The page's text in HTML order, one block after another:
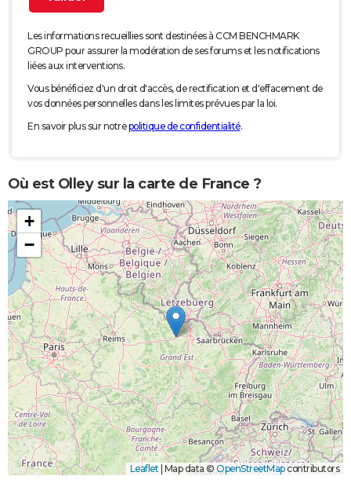
Les informations recueillies sont destinées à CCM BENCHMARK
GROUP pour assurer la modération de ses forums et les notifications
liées aux interventions.
Vous bénéficiez d'un droit d'accès, de rectification et d'effacement de
vos données personnelles dans les limites prévues par la loi.
En savoir plus sur notrepolitique de confidentialité.
Où est Olley sur la carte de France ?
+
−
Leaflet Map data © OpenStreetMapcontributors